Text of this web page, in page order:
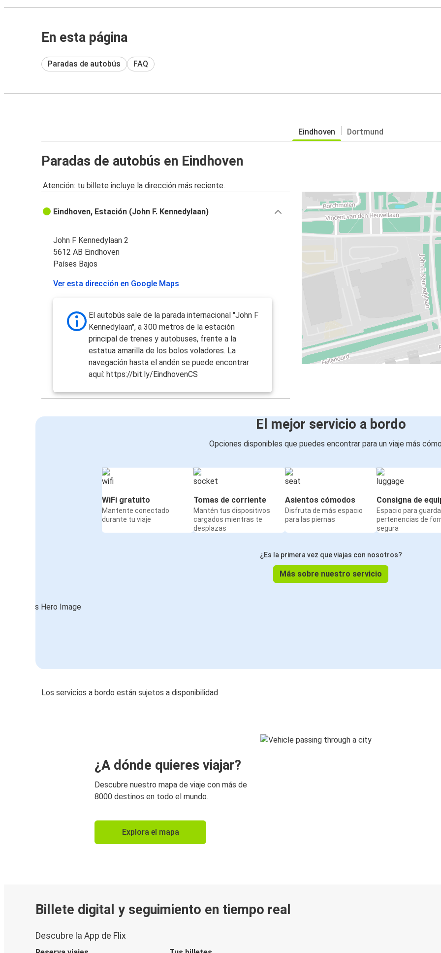
En esta página
Paradas de autobús FAQ
Eindhoven Dortmund
Paradas de autobús en Eindhoven
Atención: tu billete incluye la dirección más reciente.
Eindhoven, Estación (John F. Kennedylaan)
John F Kennedylaan 2
5612 AB Eindhoven
Países Bajos
Ver esta dirección en Google Maps
El autobús sale de la parada internacional "John F
Kennedylaan", a 300 metros de la estación
principal de trenes y autobuses, frente a la
estatua amarilla de los bolos voladores. La
navegación hasta el andén se puede encontrar
aquí: https://bit.ly/EindhovenCS
El mejor servicio a bordo
Opciones disponibles que puedes encontrar para un viaje más
WiFi gratuito
Mantente conectado
durante tu viaje
Tomas de corriente
Mantén tus dispositivos
cargados mientras te
desplazas
Asientos cómodos
Disfruta de más espacio
para las piernas
Consigna de
Espacio para
pertenencias de
segura
¿Es la primera vez que viajas con nosotros?
Más sobre nuestro servicio
Los servicios a bordo están sujetos a disponibilidad
¿A dónde quieres viajar?
Descubre nuestro mapa de viaje con más de
8000 destinos en todo el mundo.
Explora el mapa
Billete digital y seguimiento en tiempo real
Descubre la App de Flix